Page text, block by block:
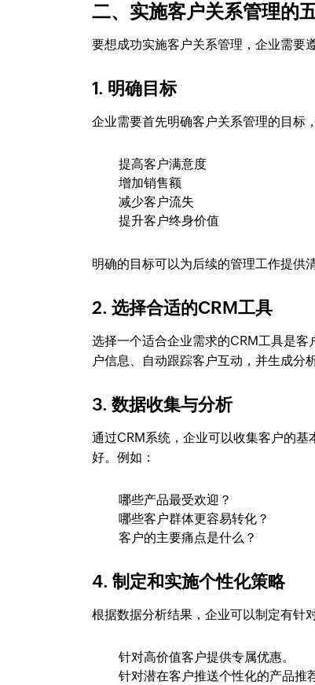
二、实施客户关系管理的
要想成功实施客户关系管理，企业需要
1. 明确目标
企业需要首先明确客户关系管理的目标
提高客户满意度
增加销售额
减少客户流失
提升客户终身价值
明确的目标可以为后续的管理工作提供
2. 选择合适的CRM工具
选择一个适合企业需求的CRM工具是
户信息、自动跟踪客户互动，并生成分
3. 数据收集与分析
通过CRM系统，企业可以收集客户的
好。例如：
哪些产品最受欢迎？
哪些客户群体更容易转化？
客户的主要痛点是什么？
4. 制定和实施个性化策略
根据数据分析结果，企业可以制定有针
针对高价值客户提供专属优惠。
针对潜在客户推送个性化的产品推